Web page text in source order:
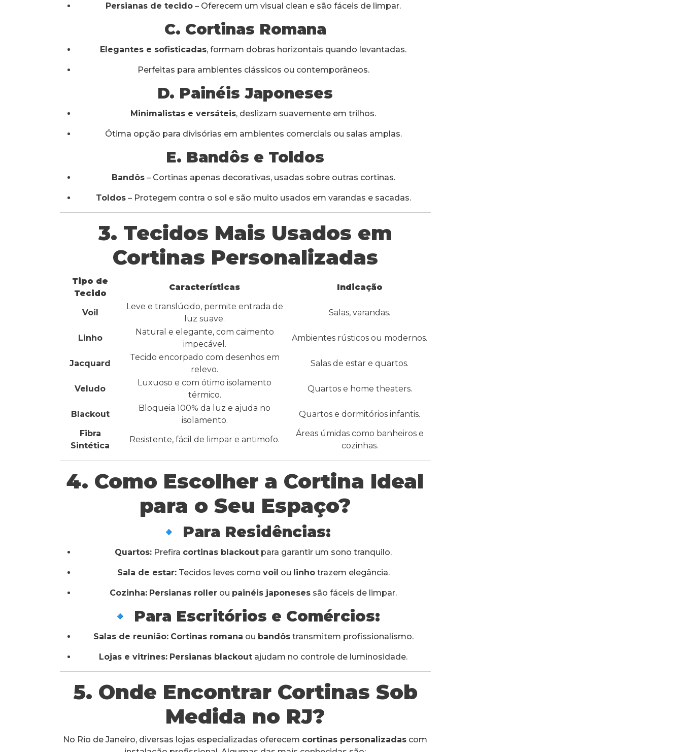
Persianas de tecido – Oferecem um visual clean e são fáceis de limpar.
C. Cortinas Romana
Elegantes e sofisticadas, formam dobras horizontais quando levantadas.
Perfeitas para ambientes clássicos ou contemporâneos.
D. Painéis Japoneses
Minimalistas e versáteis, deslizam suavemente em trilhos.
Ótima opção para divisórias em ambientes comerciais ou salas amplas.
E. Bandôs e Toldos
Bandôs– Cortinas apenas decorativas, usadas sobre outras cortinas.
Toldos– Protegem contra o sol e são muito usados em varandas e sacadas.
3. Tecidos Mais Usados em
Cortinas Personalizadas
Tipo de
Tecido
Características Indicação
Voil
Leve e translúcido, permite entrada de
luz suave.
Salas, varandas.
Linho
Natural e elegante, com caimento
impecável.
Ambientes rústicos ou modernos.
Jacquard
Tecido encorpado com desenhos em
relevo.
Salas de estar e quartos.
Veludo
Luxuoso e com ótimo isolamento
térmico.
Quartos e home theaters.
Blackout
Bloqueia 100% da luz e ajuda no
isolamento.
Quartos e dormitórios infantis.
Fibra
Sintética
Resistente, fácil de limpar e antimofo.
Áreas úmidas como banheiros e
cozinhas.
4. Como Escolher a Cortina Ideal
para o Seu Espaço?
🔹 Para Residências:
Quartos: Prefira cortinas blackout para garantir um sono tranquilo.
Sala de estar:Tecidos leves como voil ou linhotrazem elegância.
Cozinha: Persianas roller ou painéis japoneses são fáceis de limpar.
🔹 Para Escritórios e Comércios:
Salas de reunião: Cortinas romana ou bandôstransmitem profissionalismo.
Lojas e vitrines: Persianas blackout ajudam no controle de luminosidade.
5. Onde Encontrar Cortinas Sob
Medida no RJ?
No Rio de Janeiro, diversas lojas especializadas oferecem cortinas personalizadas com